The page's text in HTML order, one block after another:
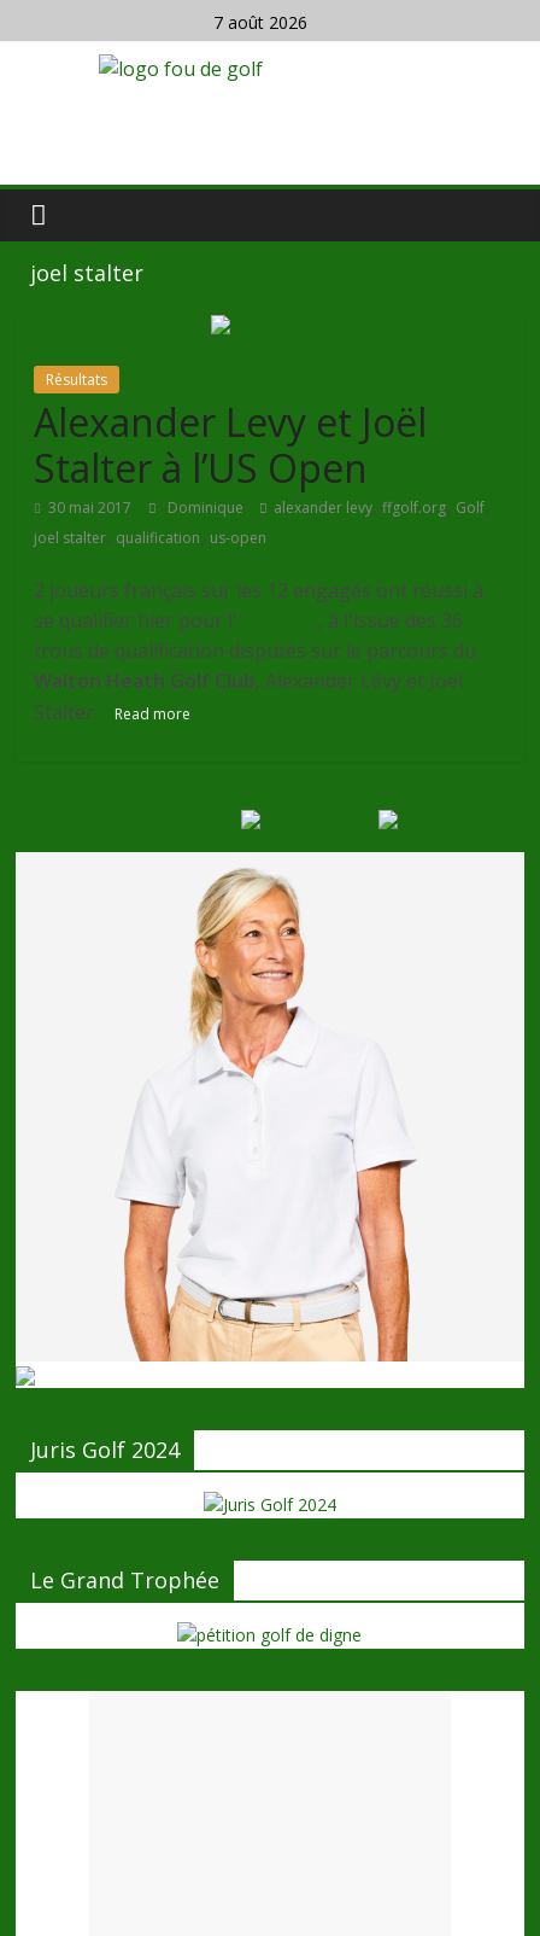
7 août 2026
joel stalter
Résultats
Alexander Levy et Joël
Stalter à l’US Open
30 mai 2017 Dominique alexander levy,ffgolf.org, Golf,
joel stalter, qualification, us-open
2 joueurs français sur les 12 engagés ont réussi à
se qualifier hier pour l'
, à l'issue des 36
trous de qualification disputés sur le parcours du
Walton Heath Golf Club, Alexander Lévy et Joël
Stalter.
Read more
Juris Golf 2024
Le Grand Trophée